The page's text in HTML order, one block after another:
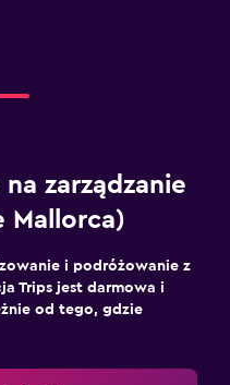
zarządzanie
Mallorca)
i podróżowanie z
Trips jest darmowa i
od tego, gdzie